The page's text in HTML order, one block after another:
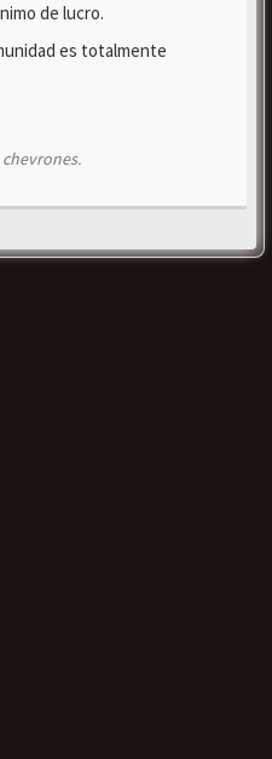
de lucro.
es totalmente